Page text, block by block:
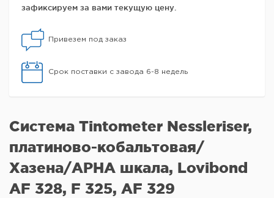
зафиксируем за вами текущую цену.
Привезем под заказ
Срок поставки с завода 6-8 недель
Система Tintometer Nessleriser,
платиново-кобальтовая/
Хазена/APHA шкала, Lovibond
AF 328, F 325, AF 329